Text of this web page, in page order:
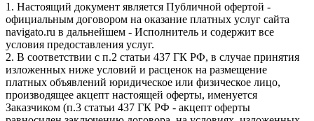
1. Настоящий документ является Публичной офертой -
официальным договором на оказание платных услуг сайта
navigato.ru в дальнейшем - Исполнитель и содержит все
условия предоставления услуг.
2. В соответствии с п.2 статьи 437 ГК РФ, в случае принятия
изложенных ниже условий и расценок на размещение
платных объявлений юридическое или физическое лицо,
производящее акцепт настоящей оферты, именуется
Заказчиком (п.3 статьи 437 ГК РФ - акцепт оферты